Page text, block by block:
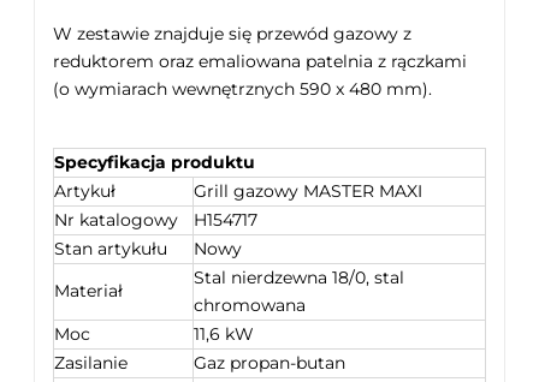
W zestawie znajduje się przewód gazowy z
reduktorem oraz emaliowana patelnia z rączkami
(o wymiarach wewnętrznych 590 x 480 mm).
Specyfikacja produktu
Artykuł
Grill gazowy MASTER MAXI
Nr katalogowy
H154717
Stan artykułu
Nowy
Materiał
Stal nierdzewna 18/0, stal
chromowana
Moc
11,6 kW
Zasilanie
Gaz propan-butan